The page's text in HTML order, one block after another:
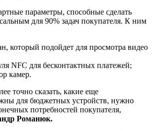
параметры, способные сделать
для 90% задач покупателя. К ним
который подойдет для просмотра видео
NFC для бесконтактных платежей;
камер.
точно сказать, какие еще
для бюджетных устройств, нужно
потребностей покупателя,
Романюк.